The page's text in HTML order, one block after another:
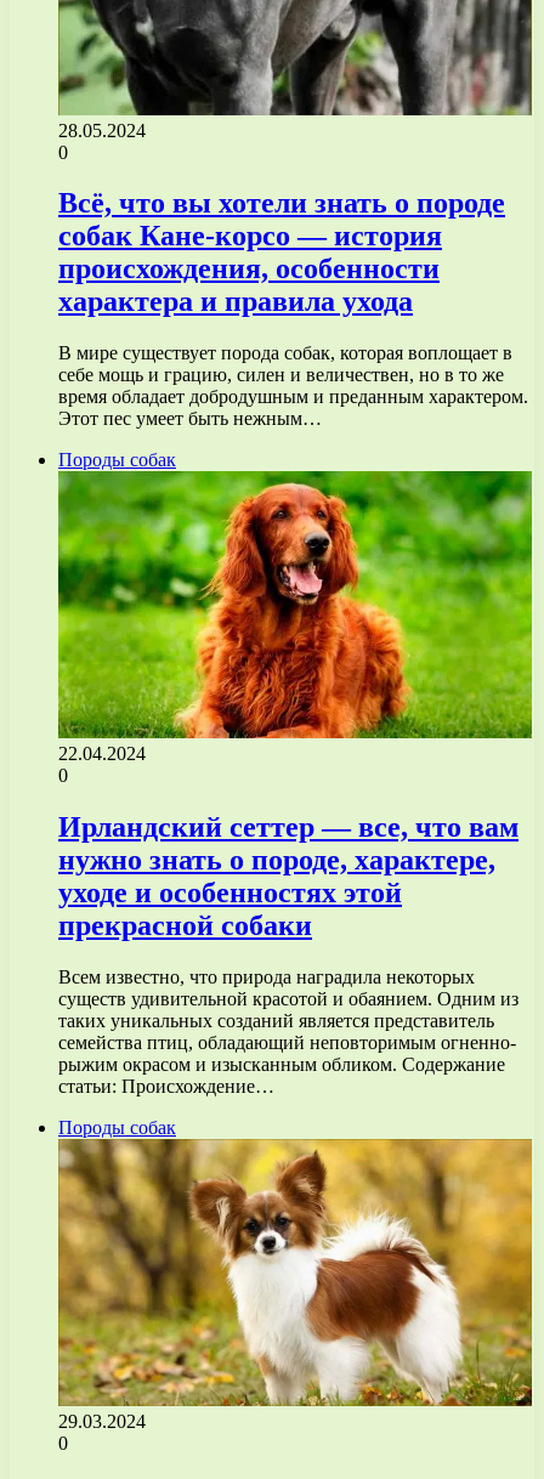
28.05.2024
0
Всё, что вы хотели знать о породе
собак Кане-корсо — история
происхождения, особенности
характера и правила ухода
В мире существует порода собак, которая воплощает в
себе мощь и грацию, силен и величествен, но в то же
время обладает добродушным и преданным характером.
Этот пес умеет быть нежным…
Породы собак
22.04.2024
0
Ирландский сеттер — все, что вам
нужно знать о породе, характере,
уходе и особенностях этой
прекрасной собаки
Всем известно, что природа наградила некоторых
существ удивительной красотой и обаянием. Одним из
таких уникальных созданий является представитель
семейства птиц, обладающий неповторимым огненно-
рыжим окрасом и изысканным обликом. Содержание
статьи: Происхождение…
Породы собак
29.03.2024
0